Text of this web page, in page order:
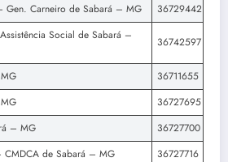
Carneiro de Sabará – MG
36729442
Social de Sabará –
36742597
36711655
36727695
– MG
36727700
CMDCA de Sabará – MG
36727716